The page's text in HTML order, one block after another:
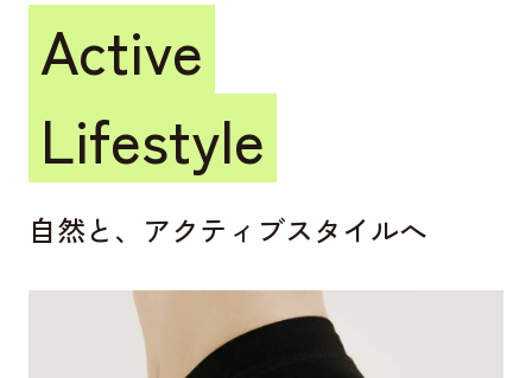
Active
Lifestyle
自然と、アクティブスタイルへ